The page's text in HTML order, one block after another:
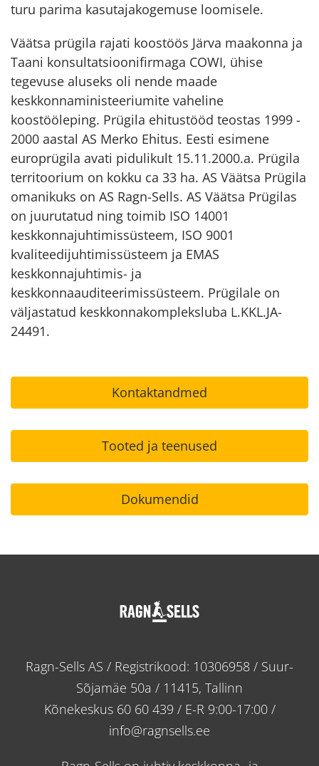
turu parima kasutajakogemuse loomisele.
Väätsa prügila rajati koostöös Järva maakonna ja
Taani konsultatsioonifirmaga COWI, ühise
tegevuse aluseks oli nende maade
keskkonnaministeeriumite vaheline
koostööleping. Prügila ehitustööd teostas 1999 -
2000 aastal AS Merko Ehitus. Eesti esimene
europrügila avati pidulikult 15.11.2000.a. Prügila
territoorium on kokku ca 33 ha. AS Väätsa Prügila
omanikuks on AS Ragn-Sells. AS Väätsa Prügilas
on juurutatud ning toimib ISO 14001
keskkonnajuhtimissüsteem, ISO 9001
kvaliteedijuhtimissüsteem ja EMAS
keskkonnajuhtimis- ja
keskkonnaauditeerimissüsteem. Prügilale on
väljastatud keskkonnakompleksluba L.KKL.JA-
24491.
Kontaktandmed
Tooted ja teenused
Dokumendid
Ragn-Sells AS / Registrikood: 10306958 / Suur-
Sõjamäe 50a / 11415, Tallinn
Kõnekeskus 60 60 439 / E-R 9:00-17:00 /
info@ragnsells.ee